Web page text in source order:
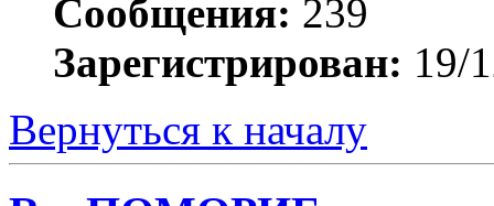
Сообщения: 239
Зарегистрирован: 19/
Вернуться к началу